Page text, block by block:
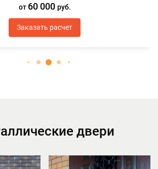
от55 000руб.
Заказать расчет
двери